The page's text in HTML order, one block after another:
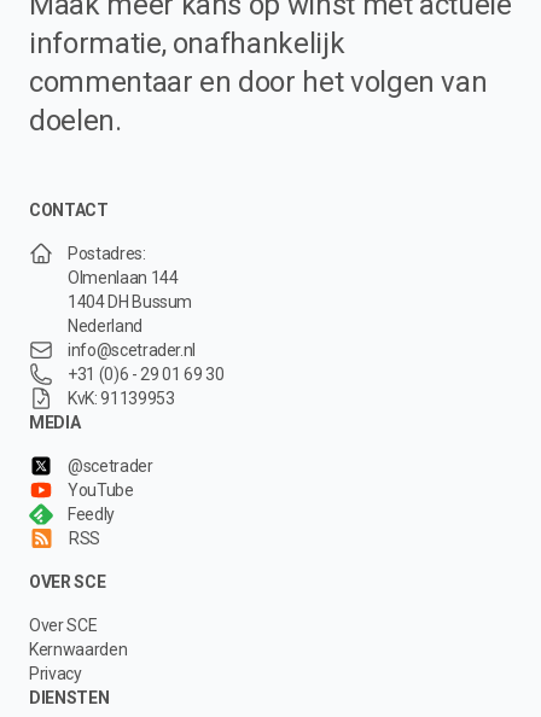
informatie, onafhankelijk
commentaar en door het volgen van
doelen.
CONTACT
Postadres:
Olmenlaan 144
1404 DH Bussum
Nederland
info@scetrader.nl
+31 (0)6 - 29 01 69 30
KvK: 91139953
MEDIA
@scetrader
YouTube
Feedly
RSS
OVER SCE
Over SCE
Kernwaarden
Privacy
DIENSTEN